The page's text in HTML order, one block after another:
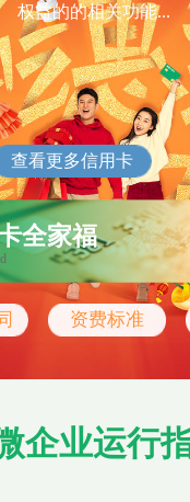
权益的的相关功能...
查看更多信用卡
全家福
资费标准
企业运行